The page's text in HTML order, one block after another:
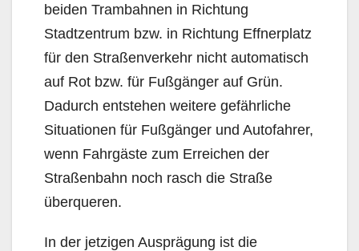
beiden Trambahnen in Richtung
Stadtzentrum bzw. in Richtung Effnerplatz
für den Straßenverkehr nicht automatisch
auf Rot bzw. für Fußgänger auf Grün.
Dadurch entstehen weitere gefährliche
Situationen für Fußgänger und Autofahrer,
wenn Fahrgäste zum Erreichen der
Straßenbahn noch rasch die Straße
überqueren.
In der jetzigen Ausprägung ist die